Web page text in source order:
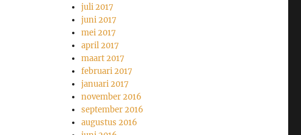
juli 2017
juni 2017
mei 2017
april 2017
maart 2017
februari 2017
januari 2017
november 2016
september 2016
augustus 2016